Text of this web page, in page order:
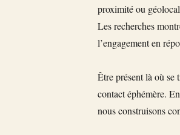
proximité ou
Les recherches
l’engagement en
Être présent là où
contact éphémère.
nous construisons